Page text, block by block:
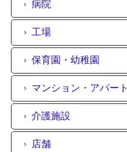
病院
工場
保育園・幼稚園
マンション・アパート
介護施設
店舗